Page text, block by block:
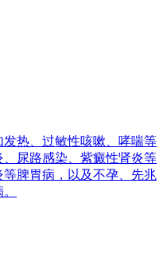
热、过敏性咳嗽、哮喘等
尿路感染、紫癜性肾炎等
脾胃病，以及不孕、先兆